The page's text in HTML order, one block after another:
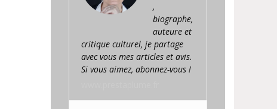
,
biographe,
auteure et
critique culturel, je partage
avec vous mes articles et avis.
Si vous aimez, abonnez-vous !